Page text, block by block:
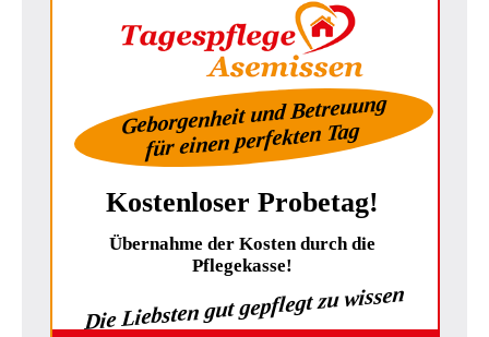
Geborgenheit und Betreuung
für einen perfekten Tag
Kostenloser Probetag!
Übernahme der Kosten durch die
Pflegekasse!
Die Liebsten gut gepflegt zu wissen